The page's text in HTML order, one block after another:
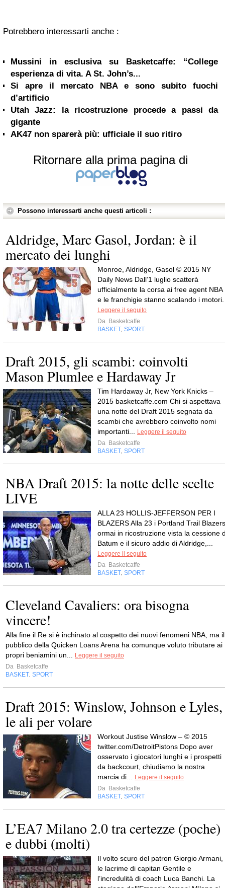
Potrebbero interessarti anche :
Mussini in esclusiva su Basketcaffe: “College
esperienza di vita. A St. John’s...
Si apre il mercato NBA e sono subito fuochi
d’artificio
Utah Jazz: la ricostruzione procede a passi da
gigante
AK47 non sparerà più: ufficiale il suo ritiro
Ritornare alla prima pagina di
Possono interessarti anche questi articoli :
Aldridge, Marc Gasol, Jordan: è il
mercato dei lunghi
Monroe, Aldridge, Gasol © 2015 NY
Daily News Dall’1 luglio scatterà
ufficialmente la corsa ai free agent NBA
e le franchigie stanno scalando i motori.
Leggere il seguito
Da Basketcaffe
BASKET SPORT
Draft 2015, gli scambi: coinvolti
Mason Plumlee e Hardaway Jr
Tim Hardaway Jr, New York Knicks –
2015 basketcaffe.com Chi si aspettava
una notte del Draft 2015 segnata da
scambi che avrebbero coinvolto nomi
importanti...
Leggere il seguito
Da Basketcaffe
BASKET SPORT
NBA Draft 2015: la notte delle scelte
LIVE
ALLA 23 HOLLIS-JEFFERSON PER I
BLAZERS Alla 23 i Portland Trail
ormai in ricostruzione vista la cessione
Batum e il sicuro addio di Aldridge,...
Leggere il seguito
Da Basketcaffe
BASKET SPORT
Cleveland Cavaliers: ora bisogna
vincere!
Alla fine il Re si è inchinato al cospetto dei nuovi fenomeni NBA, ma il
pubblico della Quicken Loans Arena ha comunque voluto tributare ai
propri beniamini un...
Leggere il seguito
Da Basketcaffe
BASKET SPORT
Draft 2015: Winslow, Johnson e Lyles,
le ali per volare
Workout Justise Winslow – © 2015
twitter.com/DetroitPistons Dopo aver
osservato i giocatori lunghi e i prospetti
da backcourt, chiudiamo la nostra
marcia di...
Leggere il seguito
Da Basketcaffe
BASKET SPORT
L’EA7 Milano 2.0 tra certezze (poche)
e dubbi (molti)
Il volto scuro del patron Giorgio Armani,
le lacrime di capitan Gentile e
l’incredulità di coach Luca Banchi. La